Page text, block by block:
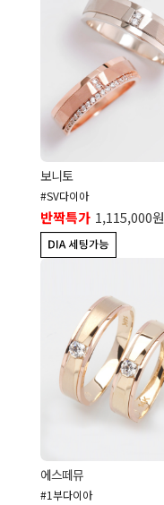
보니토
#SV다이아
반짝특가 1,115,000원
에스떼뮤
#1부다이아